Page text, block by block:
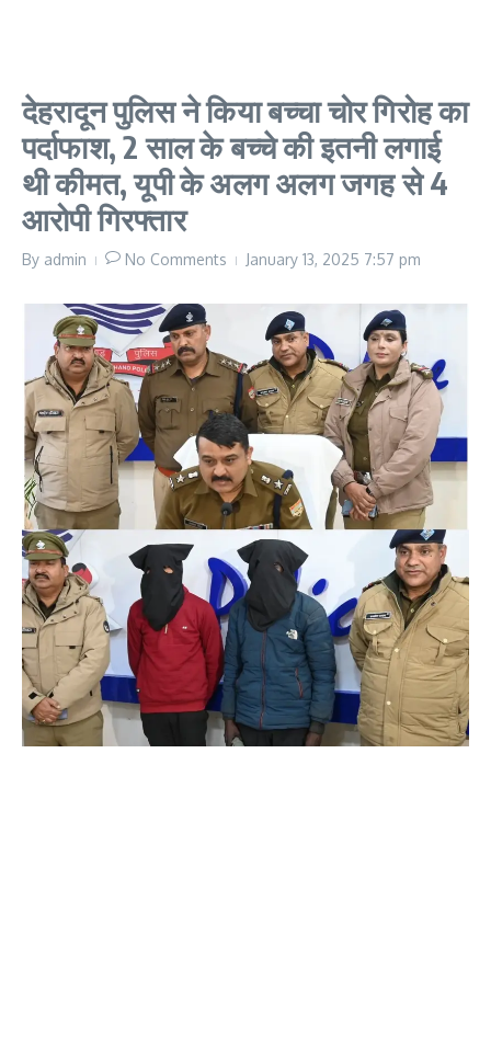
देहरादून पुलिस ने किया बच्चा चोर गिरोह का
पर्दाफाश, 2 साल के बच्चे की इतनी लगाई
थी कीमत, यूपी के अलग अलग जगह से 4
आरोपी गिरफ्तार
By admin No Comments January 13, 2025 7:57 pm